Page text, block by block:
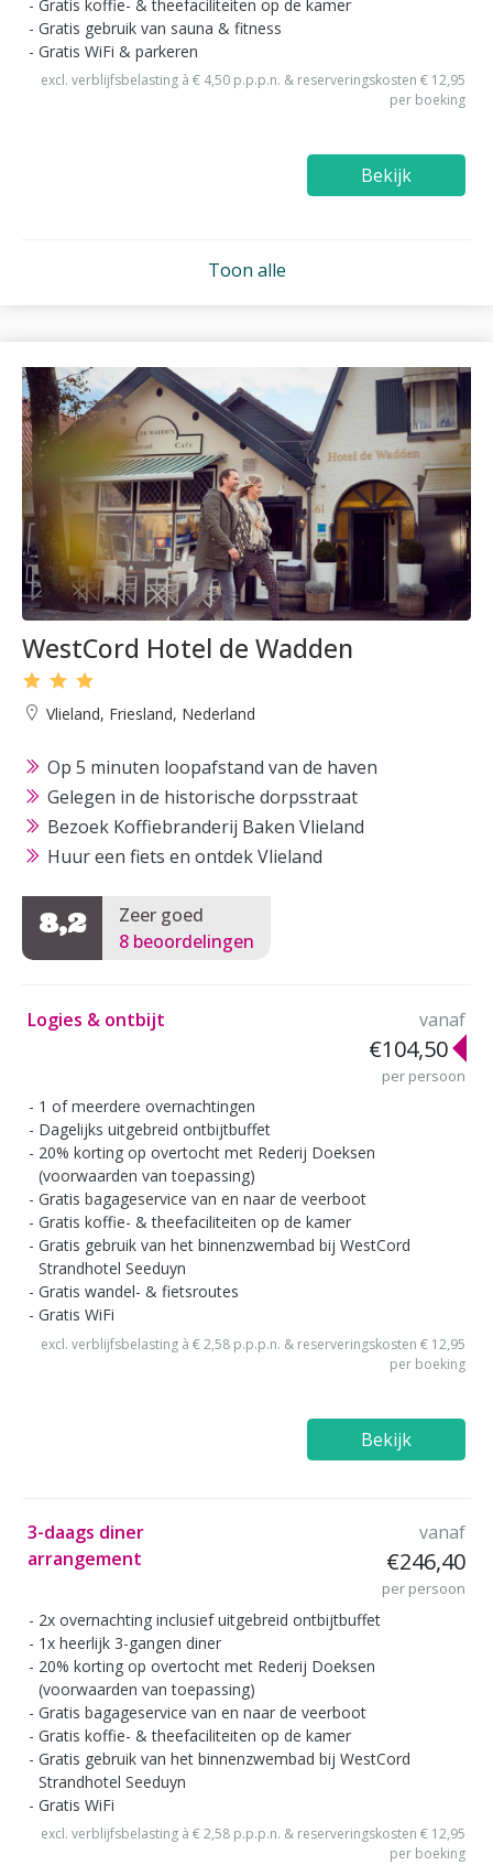
Gratis koffie- & theefaciliteiten op de kamer
Gratis gebruik van sauna & fitness
Gratis WiFi & parkeren
excl. verblijfsbelasting à € 4,50 p.p.p.n. & reserveringskosten € 12,95
per boeking
Bekijk
Toon alle
WestCord Hotel de Wadden
Vlieland, Friesland, Nederland
Op 5 minuten loopafstand van de haven
Gelegen in de historische dorpsstraat
Bezoek Koffiebranderij Baken Vlieland
Huur een fiets en ontdek Vlieland
8,2
Zeer goed
8 beoordelingen
Logies & ontbijt vanaf
€104,50
per persoon
1 of meerdere overnachtingen
Dagelijks uitgebreid ontbijtbuffet
20% korting op overtocht met Rederij Doeksen
(voorwaarden van toepassing)
Gratis bagageservice van en naar de veerboot
Gratis koffie- & theefaciliteiten op de kamer
Gratis gebruik van het binnenzwembad bij WestCord
Strandhotel Seeduyn
Gratis wandel- & fietsroutes
Gratis WiFi
excl. verblijfsbelasting à € 2,58 p.p.p.n. & reserveringskosten € 12,95
per boeking
Bekijk
3-daags diner
arrangement
vanaf
€246,40
per persoon
2x overnachting inclusief uitgebreid ontbijtbuffet
1x heerlijk 3-gangen diner
20% korting op overtocht met Rederij Doeksen
(voorwaarden van toepassing)
Gratis bagageservice van en naar de veerboot
Gratis koffie- & theefaciliteiten op de kamer
Gratis gebruik van het binnenzwembad bij WestCord
Strandhotel Seeduyn
Gratis WiFi
excl. verblijfsbelasting à € 2,58 p.p.p.n. & reserveringskosten € 12,95
per boeking